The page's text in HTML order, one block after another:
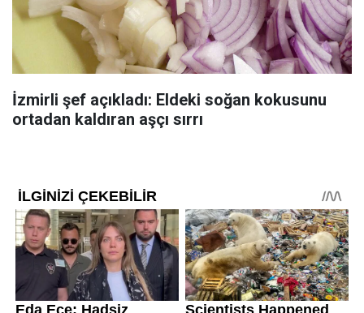
İzmirli şef açıkladı: Eldeki soğan kokusunu
ortadan kaldıran aşçı sırrı